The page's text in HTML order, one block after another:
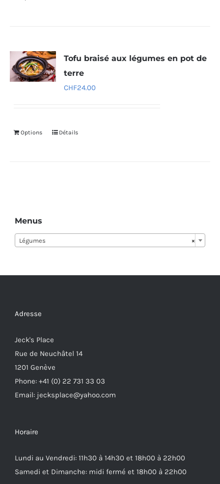
Tofu braisé aux légumes en pot de
terre
CHF24.00
Options Détails
Menus
×
Légumes
Adresse
Jeck's Place
Rue de Neuchâtel 14
1201 Genève
Phone: +41 (0) 22 731 33 03
Email: jecksplace@yahoo.com
Horaire
Lundi au Vendredi: 11h30 à 14h30 et 18h00 à 22h00
Samedi et Dimanche: midi fermé et 18h00 à 22h00